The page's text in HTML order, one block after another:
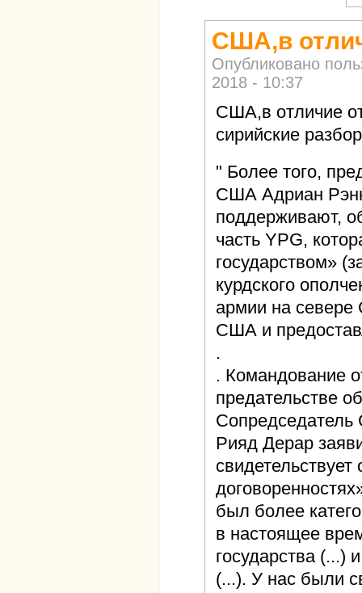
США,в
Опубликовано
2018 - 10:37
США,в отличие
сирийские
" Более того,
США Адриан
поддерживают,
часть YPG,
государством»
курдского
армии на севере
США и
.
. Командование
предательстве
Сопредседатель
Рияд Дерар
свидетельствует
был более
в настоящее
государства (...)
(...). У нас были